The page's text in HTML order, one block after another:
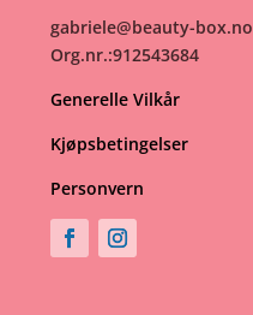
gabriele@beauty-box.no
Org.nr.:912543684
Generelle Vilkår
Kjøpsbetingelser
Personvern